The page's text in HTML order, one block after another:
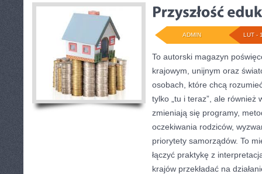
LUT -
ADMIN
To autorski magazyn
krajowym, unijnym oraz
osobach, które chcą
tylko „tu i teraz”, ale również
zmieniają się programy,
oczekiwania rodziców,
priorytety samorządów. To
łączyć praktykę z
krajów przekładać na